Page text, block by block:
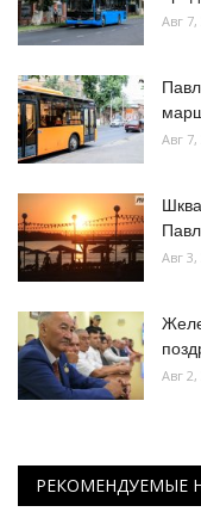
Авг 7,
Авг 7,
Авг 3,
Авг 2,
РЕКОМЕНДУЕМЫЕ